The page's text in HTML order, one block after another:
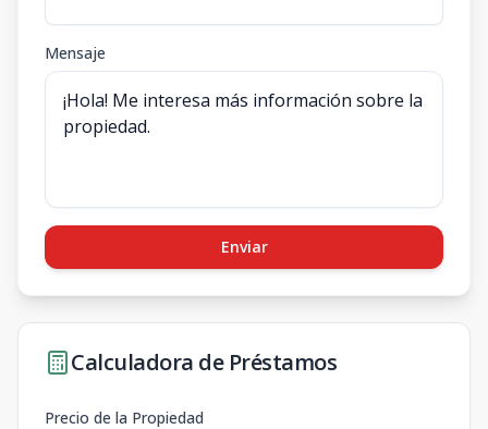
Mensaje
Enviar
Calculadora de Préstamos
Precio de la Propiedad